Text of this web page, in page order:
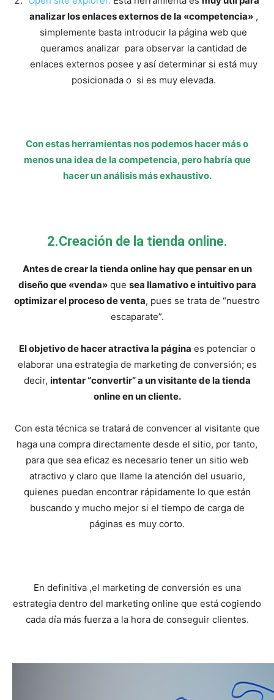
analizar los enlaces externos de la «competencia»,
simplemente basta introducir la página web que
queramos analizar para observar la cantidad de
enlaces externos posee y así determinar si está muy
posicionada o si es muy elevada.
Con estas herramientas nos podemos hacer más o
menos una idea de la competencia, pero habría que
hacer un análisis más exhaustivo.
2.Creación de la tienda online.
Antes de crear la tienda online hay que pensar en un
diseño que «venda»que sea llamativo e intuitivo para
optimizar el proceso de venta, pues se trata de “nuestro
escaparate”.
El objetivo de hacer atractiva la página es potenciar o
elaborar una estrategia de marketing de conversión; es
decir, intentar “convertir” a un visitante de la tienda
online en un cliente.
Con esta técnica se tratará de convencer al visitante que
haga una compra directamente desde el sitio, por tanto,
para que sea eficaz es necesario tener un sitio web
atractivo y claro que llame la atención del usuario,
quienes puedan encontrar rápidamente lo que están
buscando y mucho mejor si el tiempo de carga de
páginas es muy corto.
En definitiva ,el marketing de conversión es una
estrategia dentro del marketing online que está cogiendo
cada día más fuerza a la hora de conseguir clientes.